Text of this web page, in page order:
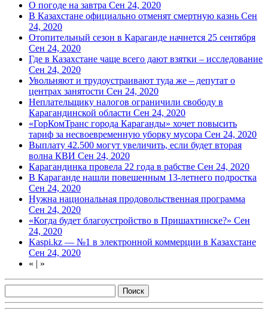
О погоде на завтра Сен 24, 2020
В Казахстане официально отменят смертную казнь Сен
24, 2020
Отопительный сезон в Караганде начнется 25 сентября
Сен 24, 2020
Где в Казахстане чаще всего дают взятки – исследование
Сен 24, 2020
Увольняют и трудоустраивают туда же – депутат о
центрах занятости Сен 24, 2020
Неплательщику налогов ограничили свободу в
Карагандинской области Сен 24, 2020
«ГорКомТранс города Караганды» хочет повысить
тариф за несвоевременную уборку мусора Сен 24, 2020
Выплату 42.500 могут увеличить, если будет вторая
волна КВИ Сен 24, 2020
Карагандинка провела 22 года в рабстве Сен 24, 2020
В Караганде нашли повешенным 13-летнего подростка
Сен 24, 2020
Нужна национальная продовольственная программа
Сен 24, 2020
«Когда будет благоустройство в Пришахтинске?» Сен
24, 2020
Kaspi.kz — №1 в электронной коммерции в Казахстане
Сен 24, 2020
« | »